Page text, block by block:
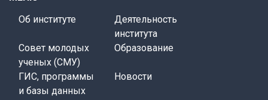
Об институте
Деятельность
института
Совет молодых
ученых (СМУ)
Образование
ГИС, программы
и базы данных
Новости